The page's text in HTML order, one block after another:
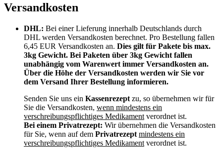
Versandkosten
DHL: Bei einer Lieferung innerhalb Deutschlands durch
DHL werden Versandkosten berechnet. Pro Bestellung fallen
6,45 EUR Versandkosten an. Dies gilt für Pakete bis max.
3kg Gewicht. Bei Paketen über 3kg Gewicht fallen
unabhängig vom Warenwert immer Versandkosten an.
Über die Höhe der Versandkosten werden wir Sie vor
dem Versand Ihrer Bestellung informieren.
Senden Sie uns ein Kassenrezept zu, so übernehmen wir für
Sie die Versandkosten, wenn mindestens ein
verschreibungspflichtiges Medikament verordnet ist.
Bei einem Privatrezept: Wir übernehmen die Versandkosten
für Sie, wenn auf dem Privatrezept mindestens ein
verschreibungspflichtiges Medikament verordnet ist.